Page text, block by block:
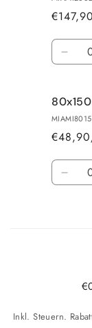
Anzahl
für
cm
Anzahl
Inkl. Steuern.